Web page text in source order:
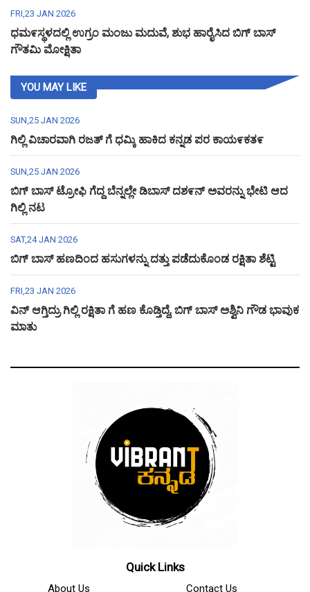
FRI,23 JAN 2026
ಧಮ೯ಸ್ಥಳದಲ್ಲಿ ಉಗ್ರಂ ಮಂಜು ಮದುವೆ, ಶುಭ ಹಾರೈಸಿದ ಬಿಗ್ ಬಾಸ್
ಗೌತಮಿ ಮೋಕ್ಷಿತಾ
YOU MAY LIKE
SUN,25 JAN 2026
ಗಿಲ್ಲಿ ವಿಚಾರವಾಗಿ ರಜತ್ ಗೆ ಧಮ್ಕಿ ಹಾಕಿದ ಕನ್ನಡ ಪರ ಕಾಯ೯ಕತ೯
SUN,25 JAN 2026
ಬಿಗ್ ಬಾಸ್ ಟ್ರೋಫಿ ಗೆದ್ದ ಬೆನ್ನಲ್ಲೇ ಡಿಬಾಸ್ ದಶ೯ನ್ ಅವರನ್ನು ಭೇಟಿ ಆದ
ಗಿಲ್ಲಿ ನಟ
SAT,24 JAN 2026
ಬಿಗ್ ಬಾಸ್ ಹಣದಿಂದ ಹಸುಗಳನ್ನು ದತ್ತು ಪಡೆದುಕೊಂಡ ರಕ್ಷಿತಾ ಶೆಟ್ಟಿ
FRI,23 JAN 2026
ವಿನ್ ಆಗ್ತಿದ್ರು ಗಿಲ್ಲಿ ರಕ್ಷಿತಾ ಗೆ ಹಣ ಕೊಡ್ತಿದ್ದೆ, ಬಿಗ್ ಬಾಸ್ ಅಶ್ವಿನಿ ಗೌಡ ಭಾವುಕ
ಮಾತು
Quick Links
About Us Contact Us